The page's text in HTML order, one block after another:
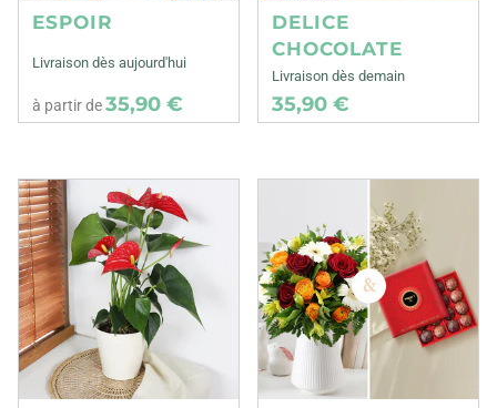
ESPOIR
Livraison dès aujourd'hui
à partir de35,90 €
DELICE
CHOCOLATE
Livraison dès demain
35,90 €